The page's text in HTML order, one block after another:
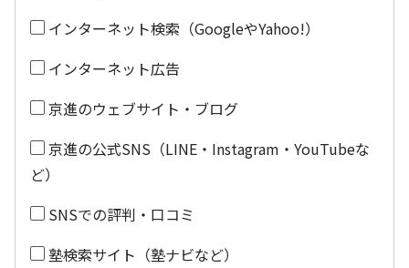
インターネット検索（GoogleやYahoo!）
インターネット広告
京進のウェブサイト・ブログ
京進の公式SNS（LINE・Instagram・YouTubeな
ど）
SNSでの評判・口コミ
塾検索サイト（塾ナビなど）